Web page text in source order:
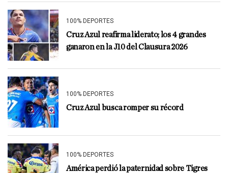
100% DEPORTES
Cruz Azul reafirma liderato; los 4 grandes
ganaron en la J10 del Clausura 2026
100% DEPORTES
Cruz Azul busca romper su récord
100% DEPORTES
América perdió la paternidad sobre Tigres